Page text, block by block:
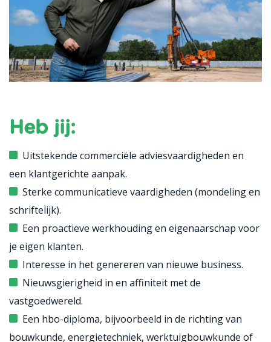
Heb jij:
Uitstekende commerciële adviesvaardigheden en
een klantgerichte aanpak.
Sterke communicatieve vaardigheden (mondeling en
schriftelijk).
Een proactieve werkhouding en eigenaarschap voor
je eigen klanten.
Interesse in het genereren van nieuwe business.
Nieuwsgierigheid in en affiniteit met de
vastgoedwereld.
Een hbo-diploma, bijvoorbeeld in de richting van
bouwkunde, energietechniek, werktuigbouwkunde of